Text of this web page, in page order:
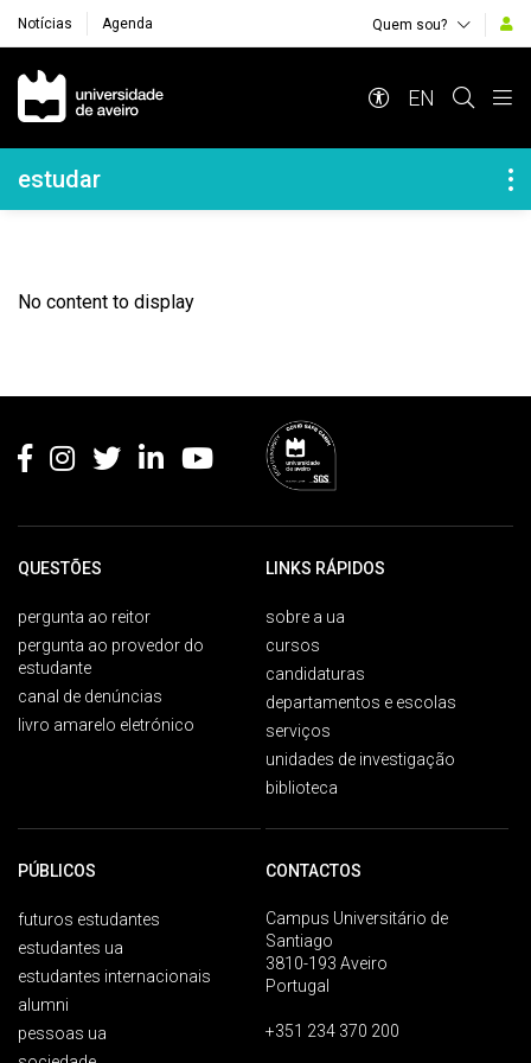
Notícias Agenda Quem sou?
Navegação Principal
EN
Navegação Lateral
estudar
No content to display
QUESTÕES
pergunta ao reitor
pergunta ao provedor do
estudante
canal de denúncias
livro amarelo eletrónico
LINKS RÁPIDOS
sobre a ua
cursos
candidaturas
departamentos e escolas
serviços
unidades de investigação
biblioteca
PÚBLICOS
futuros estudantes
estudantes ua
estudantes internacionais
alumni
pessoas ua
CONTACTOS
Campus Universitário de
Santiago
3810-193 Aveiro
Portugal
+351 234 370 200